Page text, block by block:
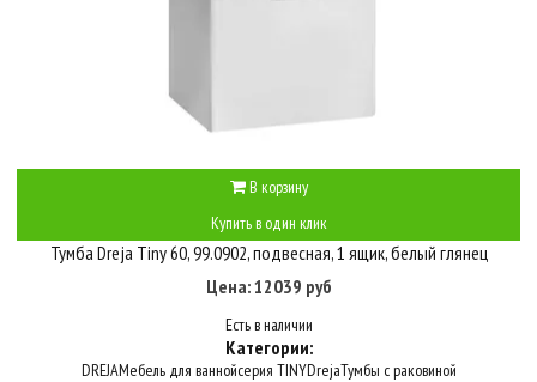
В корзину
Купить в один клик
Тумба Dreja Tiny 60, 99.0902, подвесная, 1 ящик, белый глянец
Цена: 12039 руб
Есть в наличии
Категории:
DREJAМебель для ваннойсерия TINYDrejaТумбы с раковиной